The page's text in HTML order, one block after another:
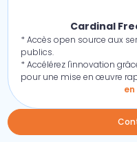
Cardinal
* Accès open source aux
publics.
* Accélérez l'innovation
pour une mise en œuvre